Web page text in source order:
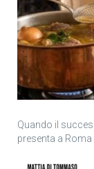
Quando il
presenta a Roma